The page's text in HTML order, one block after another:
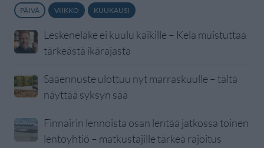
PÄIVÄ VIIKKO KUUKAUSI
Leskeneläke ei kuulu kaikille – Kela muistuttaa
tärkeästä ikärajasta
Sääennuste ulottuu nyt marraskuulle – tältä
näyttää syksyn sää
Finnairin lennoista osan lentää jatkossa toinen
lentoyhtiö – matkustajille tärkeä rajoitus